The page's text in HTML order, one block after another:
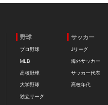
野球
プロ野球
MLB
高校野球
大学野球
独立リーグ
サッカー
Jリーグ
海外サッカー
サッカー代表
高校年代